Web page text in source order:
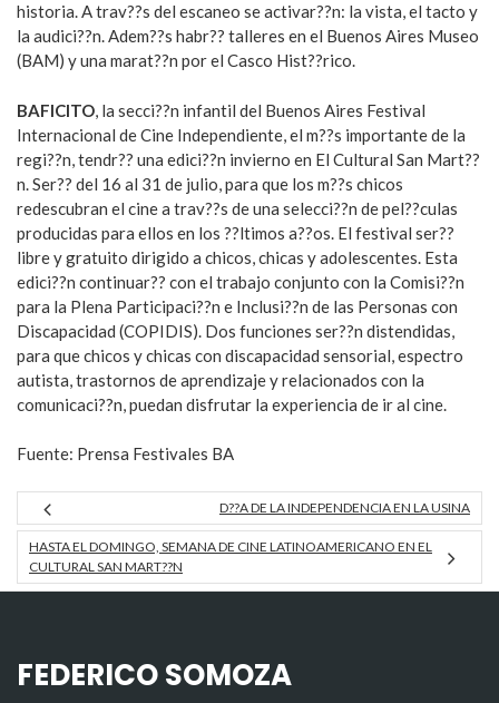
historia. A trav??s del escaneo se activar??n: la vista, el tacto y
la audici??n. Adem??s habr?? talleres en el Buenos Aires Museo
(BAM) y una marat??n por el Casco Hist??rico.
BAFICITO , la secci??n infantil del Buenos Aires Festival
Internacional de Cine Independiente, el m??s importante de la
regi??n, tendr?? una edici??n invierno en El Cultural San Mart??
n. Ser?? del 16 al 31 de julio, para que los m??s chicos
redescubran el cine a trav??s de una selecci??n de pel??culas
producidas para ellos en los ??ltimos a??os. El festival ser??
libre y gratuito dirigido a chicos, chicas y adolescentes. Esta
edici??n continuar?? con el trabajo conjunto con la Comisi??n
para la Plena Participaci??n e Inclusi??n de las Personas con
Discapacidad (COPIDIS). Dos funciones ser??n distendidas,
para que chicos y chicas con discapacidad sensorial, espectro
autista, trastornos de aprendizaje y relacionados con la
comunicaci??n, puedan disfrutar la experiencia de ir al cine.
Fuente: Prensa Festivales BA
D??A DE LA INDEPENDENCIA EN LA USINA
HASTA EL DOMINGO, SEMANA DE CINE LATINOAMERICANO EN EL
CULTURAL SAN MART??N
FEDERICO SOMOZA